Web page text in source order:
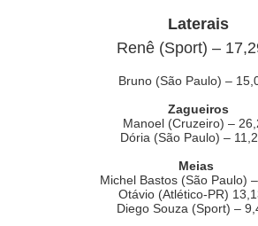
Laterais
Renê (Sport) –
Bruno (São Paulo) –
Zagueiros
Manoel (Cruzeiro) –
Dória (São Paulo) –
Meias
Michel Bastos (São Paulo)
Otávio (Atlético-PR)
Diego Souza (Sport) –